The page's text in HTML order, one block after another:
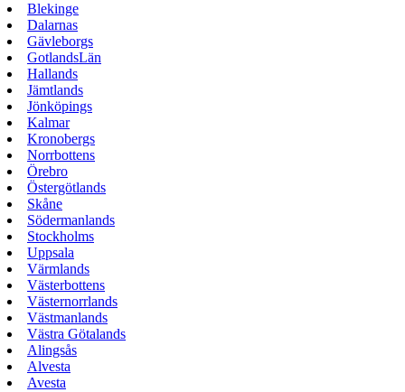
Blekinge
Dalarnas
Gävleborgs
GotlandsLän
Hallands
Jämtlands
Jönköpings
Kalmar
Kronobergs
Norrbottens
Örebro
Östergötlands
Skåne
Södermanlands
Stockholms
Uppsala
Värmlands
Västerbottens
Västernorrlands
Västmanlands
Västra Götalands
Alingsås
Alvesta
Avesta